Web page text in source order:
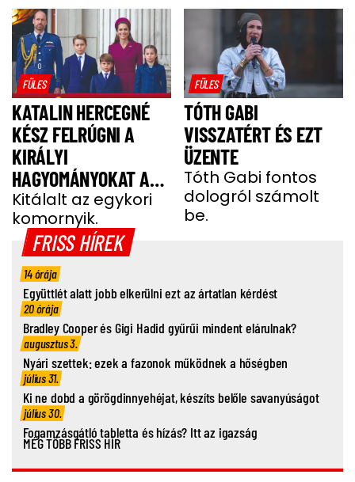
FÜLES
KATALIN HERCEGNÉ
KÉSZ FELRÚGNI A
KIRÁLYI
HAGYOMÁNYOKAT A
GYEREKEI MIATT
Kitálalt az egykori
komornyik.
FÜLES
TÓTH GABI
VISSZATÉRT ÉS EZT
ÜZENTE
Tóth Gabi fontos
dologról számolt
be.
FRISS HÍREK
14 órája
Együttlét alatt jobb elkerülni ezt az ártatlan kérdést
20 órája
Bradley Cooper és Gigi Hadid gyűrűi mindent elárulnak?
augusztus 3.
Nyári szettek: ezek a fazonok működnek a hőségben
július 31.
Ki ne dobd a görögdinnyehéjat, készíts belőle savanyúságot
július 30.
Fogamzásgátló tabletta és hízás? Itt az igazság
MÉG TÖBB FRISS HÍR